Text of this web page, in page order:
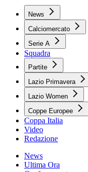
News
Calciomercato
Serie A
Squadra
Partite
Lazio Primavera
Lazio Women
Coppe Europee
Coppa Italia
Video
Redazione
News
Ultima Ora